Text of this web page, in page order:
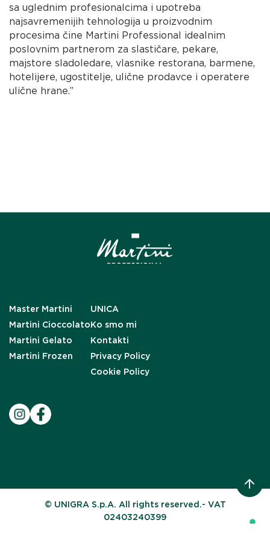
sa uglednim profesionalcima i upotreba
najsavremenijih tehnologija u proizvodnim
procesima čine Martini Professional idealnim
poslovnim partnerom za slastičare, pekare,
majstore sladoledare, vlasnike restorana, barmene,
hotelijere, ugostitelje, ulične prodavce i operatere
ulične hrane.”
Master Martini
Martini Cioccolato
Martini Gelato
Martini Frozen
UNICA
Ko smo mi
Kontakti
Privacy Policy
Cookie Policy
© UNIGRA S.p.A. All rights reserved.- VAT
02403240399